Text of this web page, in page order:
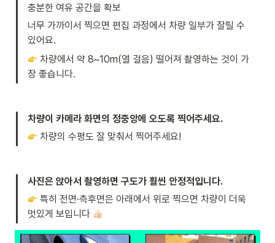
충분한 여유 공간을 확보
너무 가까이서 찍으면 편집 과정에서 차량 일부가 잘릴 수
있어요.
차량에서 약 8~10m(열 걸음) 떨어져 촬영하는 것이 가
장 좋습니다.
차량이 카메라 화면의 정중앙에 오도록 찍어주세요.
차량의 수평도 잘 맞춰서 찍어주세요!
사진은 앉아서 촬영하면 구도가 훨씬 안정적입니다.
특히 전면·측후면은 아래에서 위로 찍으면 차량이 더욱
멋있게 보입니다